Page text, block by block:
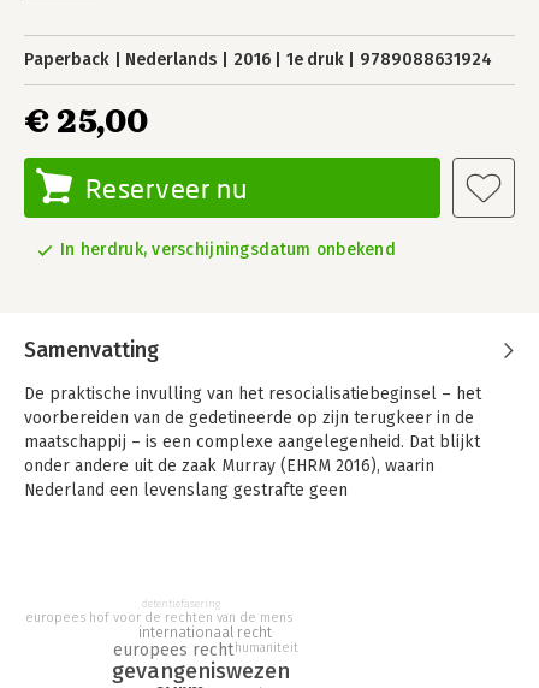
Paperback Nederlands 2016 1e druk 9789088631924
€ 25,00
Reserveer nu
In herdruk, verschijningsdatum onbekend
Samenvatting
De praktische invulling van het resocialisatiebeginsel – het
voorbereiden van de gedetineerde op zijn terugkeer in de
maatschappij – is een complexe aangelegenheid. Dat blijkt
onder andere uit de zaak Murray (EHRM 2016), waarin
Nederland een levenslang gestrafte geen
resocialisatiebeginsel langzaam uitgehold. In dit boek
onderzoekt Fee Kaat hoe de recente ontwikkelingen in het
Nederlandse sanctierecht zich verhouden tot de uitleg die
internationaal en nationaal aan het resocialisatiebeginsel wordt
gevangeniswezen
europees recht
internationaal recht
europees hof voor de rechten van de mens
humaniteit
detentiefasering